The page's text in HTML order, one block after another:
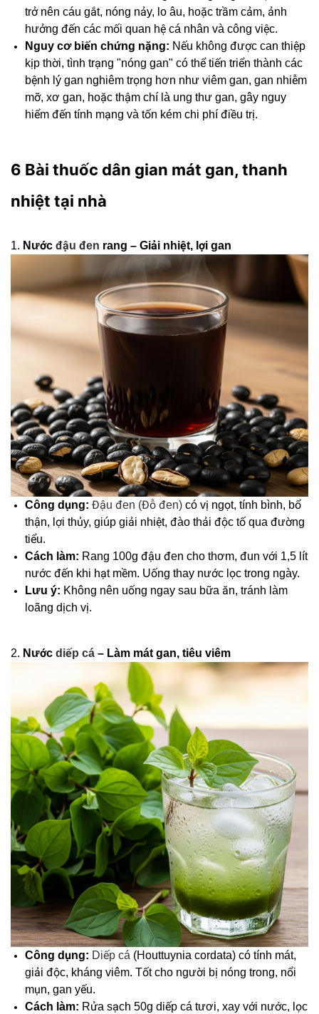
trở nên cáu gắt, nóng nảy, lo âu, hoặc trầm cảm, ảnh
hưởng đến các mối quan hệ cá nhân và công việc.
Nguy cơ biến chứng nặng: Nếu không được can thiệp
kịp thời, tình trạng "nóng gan" có thể tiến triển thành các
bệnh lý gan nghiêm trọng hơn như viêm gan, gan nhiễm
mỡ, xơ gan, hoặc thậm chí là ung thư gan, gây nguy
hiểm đến tính mạng và tốn kém chi phí điều trị.
6 Bài thuốc dân gian mát gan, thanh
nhiệt tại nhà
1. Nước đậu đen rang – Giải nhiệt, lợi gan
Công dụng: Đậu đen (Đỗ đen) có vị ngọt, tính bình, bổ
thận, lợi thủy, giúp giải nhiệt, đào thải độc tố qua đường
tiểu.
Cách làm: Rang 100g đậu đen cho thơm, đun với 1,5 lít
nước đến khi hạt mềm. Uống thay nước lọc trong ngày.
Lưu ý: Không nên uống ngay sau bữa ăn, tránh làm
loãng dịch vị.
2. Nước diếp cá – Làm mát gan, tiêu viêm
Công dụng: Diếp cá (Houttuynia cordata) có tính mát,
giải độc, kháng viêm. Tốt cho người bị nóng trong, nổi
mụn, gan yếu.
Cách làm: Rửa sạch 50g diếp cá tươi, xay với nước, lọc